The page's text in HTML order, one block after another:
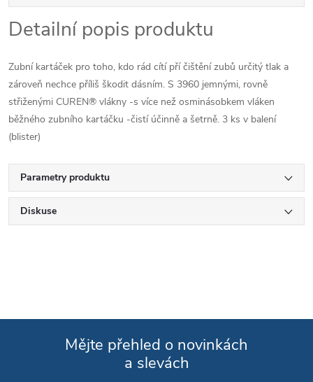
Detailní popis produktu
Zubní kartáček pro toho, kdo rád cítí pří čištění zubů určitý tlak a
zároveň nechce příliš škodit dásním. S 3960 jemnými, rovně
střiženými CUREN® vlákny -s více než osminásobkem vláken
běžného zubního kartáčku -čistí účinně a šetrně. 3 ks v balení
(blister)
Parametry produktu
Diskuse
Mějte přehled o novinkách
a slevách